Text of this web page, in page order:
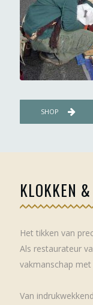
SHOP
KLOKKEN
Het tikken van
Als restaurateur
vakmanschap
Van